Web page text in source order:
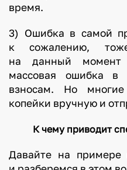
время.
3) Ошибка в самой
к сожалению,
на данный момент
массовая ошибка в
взносам. Но
копейки вручную и
К чему приводит
Давайте на примере